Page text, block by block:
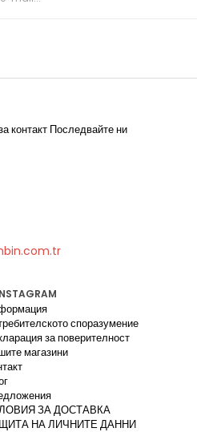
контакт Последвайте ни
споразумение
за поверителност
магазини
ЗА ДОСТАВКА
НА ЛИЧНИТЕ ДАННИ